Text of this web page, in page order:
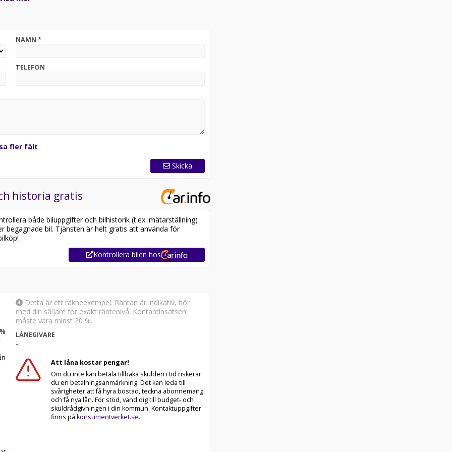
och dessutom smart för företaget med moms!
NAMN *
TELEFON
fler fält
Skicka
historia gratis
både biluppgifter och bilhistorik (t.ex. mätarställning)
begagnade bil. Tjänsten är helt gratis att använda för
Kontrollera bilen hos
%
Detta är ett räkneexempel. Räntan är indikativ, hör
med din säljare för exakt räntenivå. Kontantinsatsen
måste vara minst 20 %.
LÅNEGIVARE
-
Att låna kostar pengar!
Om du inte kan betala tillbaka skulden i tid riskerar
du en betalningsanmärkning. Det kan leda till
svårigheter att få hyra bostad, teckna abonnemang
och få nya lån. För stöd, vänd dig till budget- och
skuldrådgivningen i din kommun. Kontaktuppgifter
finns på konsumentverket.se.